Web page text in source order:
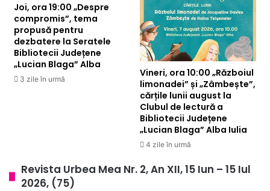
Joi, ora 19:00 „Despre
compromis”, tema
propusă pentru
dezbatere la Seratele
Bibliotecii Județene
„Lucian Blaga” Alba
3 zile în urmă
Vineri, ora 10:00 „Războiul
limonadei” și „Zâmbește”,
cărțile lunii august la
Clubul de lectură a
Bibliotecii Județene
„Lucian Blaga” Alba Iulia
4 zile în urmă
Revista Urbea Mea Nr. 2, An XII, 15 Iun – 15 Iul
2026, (75)